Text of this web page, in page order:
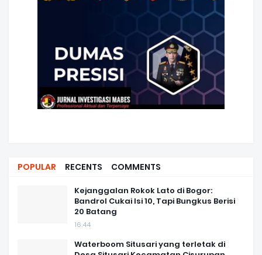
POPULAR RECENTS COMMENTS
Kejanggalan Rokok Lato di Bogor:
Bandrol Cukai Isi 10, Tapi Bungkus Berisi
20 Batang
16.44
Waterboom Situsari yang terletak di